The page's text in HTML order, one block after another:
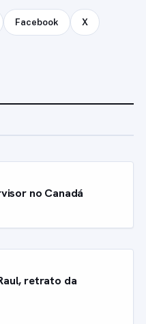
Facebook X
no Canadá
retrato da